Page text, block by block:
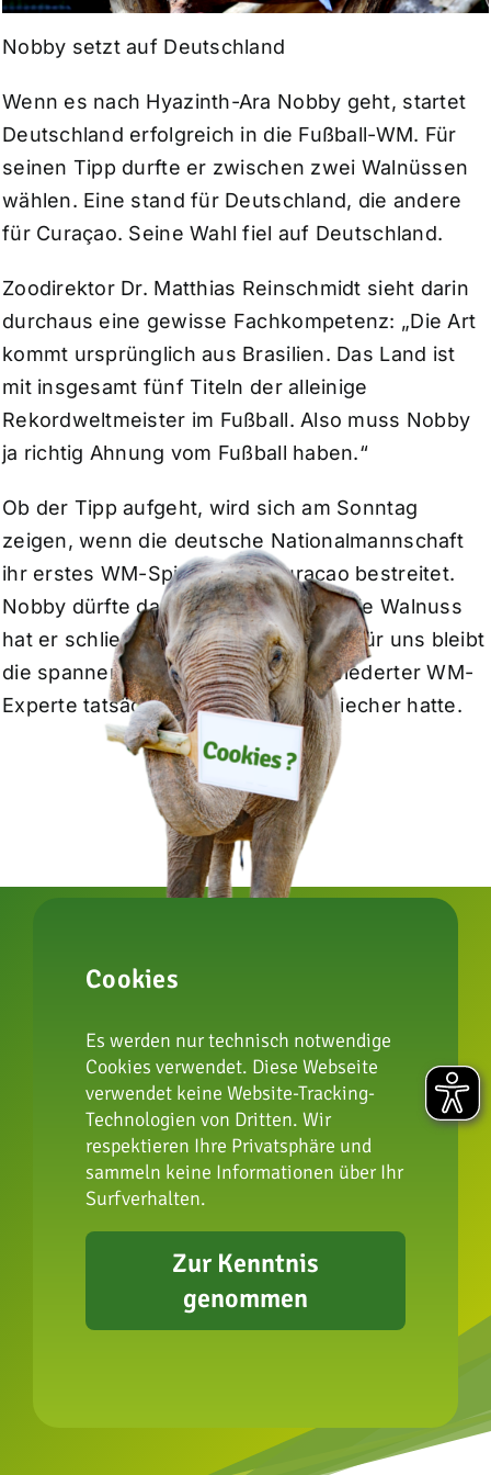
Nobby setzt auf Deutschland
Wenn es nach Hyazinth-Ara Nobby geht, startet
Deutschland erfolgreich in die Fußball-WM. Für
seinen Tipp durfte er zwischen zwei Walnüssen
wählen. Eine stand für Deutschland, die andere
für Curaçao. Seine Wahl fiel auf Deutschland.
Zoodirektor Dr. Matthias Reinschmidt sieht darin
durchaus eine gewisse Fachkompetenz: „Die Art
kommt ursprünglich aus Brasilien. Das Land ist
mit insgesamt fünf Titeln der alleinige
Rekordweltmeister im Fußball. Also muss Nobby
ja richtig Ahnung vom Fußball haben.“
Ob der Tipp aufgeht, wird sich am Sonntag
zeigen, wenn die deutsche Nationalmannschaft
ihr erstes WM-Spiel gegen Curaçao bestreitet.
Nobby dürfte das gelassen sehen. Die Walnuss
hat er schließlich schon gewonnen. Für uns bleibt
die spannende Frage, ob unser gefiederter WM-
Experte tatsächlich den richtigen Riecher hatte.
Impressum
Datenschutz
FAQ
Presse
Barrierefreiheit
Cookies
Es werden nur technisch notwendige
Cookies verwendet. Diese Webseite
verwendet keine Website-Tracking-
Technologien von Dritten. Wir
respektieren Ihre Privatsphäre und
sammeln keine Informationen über Ihr
Surfverhalten.
Zur Kenntnis
genommen